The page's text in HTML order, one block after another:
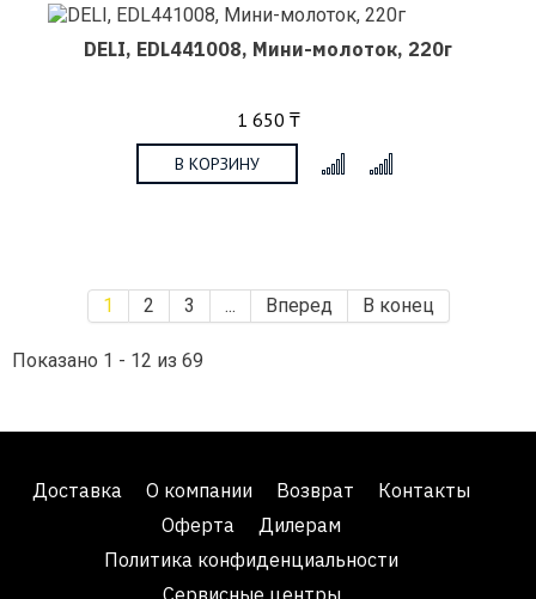
DELI, EDL441008, Мини-молоток, 220г
1 650 ₸
В КОРЗИНУ
1 2 3 ... Вперед В конец
Показано 1 - 12 из 69
Доставка О компании Возврат
Контакты
Оферта
Дилерам
Политика конфиденциальности